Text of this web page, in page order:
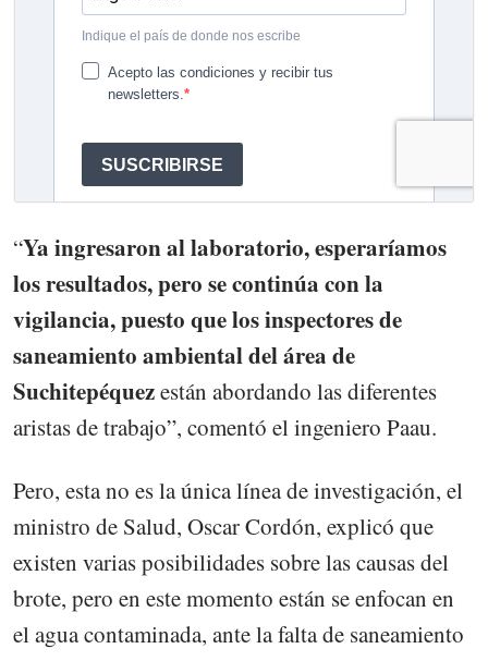
“Ya ingresaron al laboratorio, esperaríamos
los resultados, pero se continúa con la
vigilancia, puesto que los inspectores de
saneamiento ambiental del área de
Suchitepéquezestán abordando las diferentes
aristas de trabajo”, comentó el ingeniero Paau.
Pero, esta no es la única línea de investigación, el
ministro de Salud, Oscar Cordón, explicó que
existen varias posibilidades sobre las causas del
brote, pero en este momento están se enfocan en
el agua contaminada, ante la falta de saneamiento